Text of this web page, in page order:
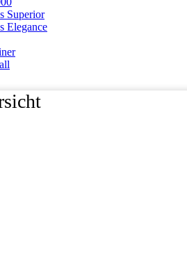
Superior
Elegance